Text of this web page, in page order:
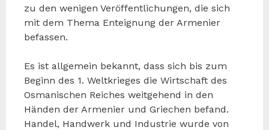
zu den wenigen Veröffentlichungen, die sich
mit dem Thema Enteignung der Armenier
befassen.
Es ist allgemein bekannt, dass sich bis zum
Beginn des 1. Weltkrieges die Wirtschaft des
Osmanischen Reiches weitgehend in den
Händen der Armenier und Griechen befand.
Handel, Handwerk und Industrie wurde von